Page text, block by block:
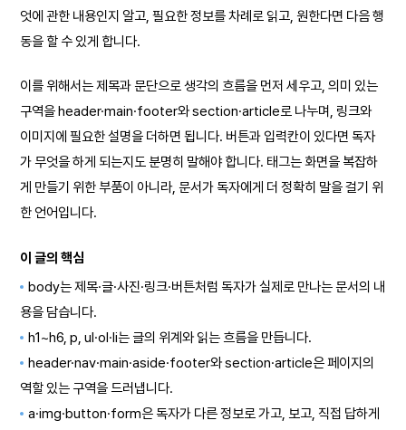
엇에 관한 내용인지 알고, 필요한 정보를 차례로 읽고, 원한다면 다음 행
동을 할 수 있게 합니다.
이를 위해서는 제목과 문단으로 생각의 흐름을 먼저 세우고, 의미 있는
구역을 header·main·footer와 section·article로 나누며, 링크와
이미지에 필요한 설명을 더하면 됩니다. 버튼과 입력칸이 있다면 독자
가 무엇을 하게 되는지도 분명히 말해야 합니다. 태그는 화면을 복잡하
게 만들기 위한 부품이 아니라, 문서가 독자에게 더 정확히 말을 걸기 위
한 언어입니다.
이 글의 핵심
body는 제목·글·사진·링크·버튼처럼 독자가 실제로 만나는 문서의 내
용을 담습니다.
h1~h6, p, ul·ol·li는 글의 위계와 읽는 흐름을 만듭니다.
header·nav·main·aside·footer와 section·article은 페이지의
역할 있는 구역을 드러냅니다.
a·img·button·form은 독자가 다른 정보로 가고, 보고, 직접 답하게